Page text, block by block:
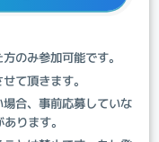
のみ参加可能です。
て頂きます。
合、事前応募していな
ります。